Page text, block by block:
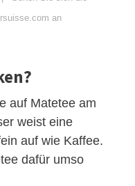
an
auf Matetee am
weist eine
auf wie Kaffee.
dafür umso